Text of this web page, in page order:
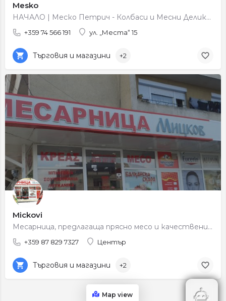
Mesko
НАЧАЛО | Меско Петрич - Колбаси и Месни Деликатеси
+359 74 566 191 ул. „Места“ 15
Търговия и магазини +2
Mickovi
Месарница, предлагаща прясно месо и качествени продукти за ежедневна употреба.
+359 87 829 7327 Център
Търговия и магазини +2
Map view